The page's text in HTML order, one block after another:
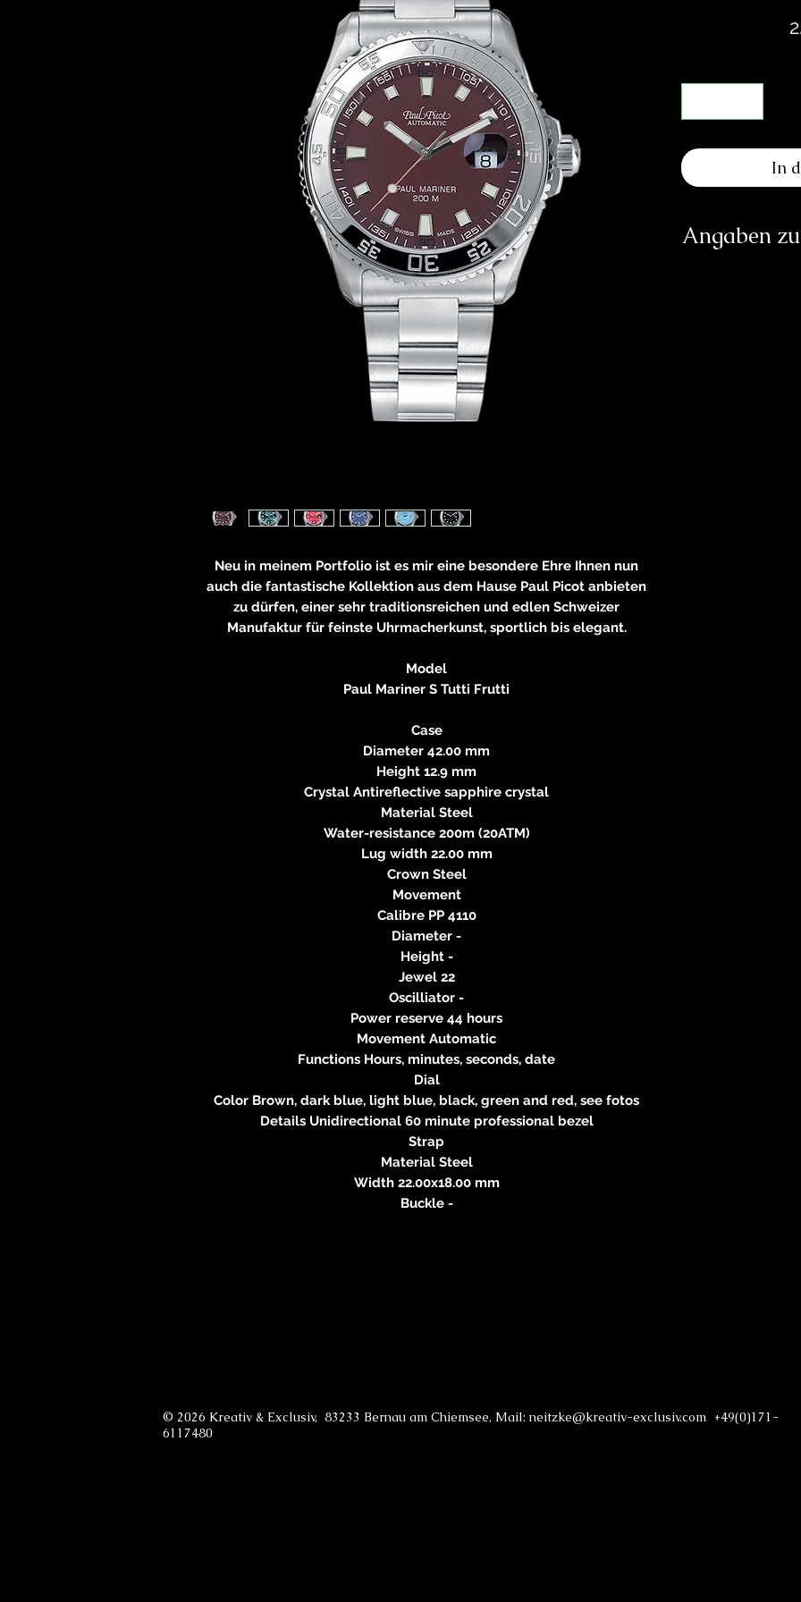
Neu in meinem Portfolio ist es mir eine besondere Ehre Ihnen nun
auch die fantastische Kollektion aus dem Hause Paul Picot anbieten
zu dürfen, einer sehr traditionsreichen und edlen Schweizer
Manufaktur für feinste Uhrmacherkunst, sportlich bis elegant.
Model
Paul Mariner S Tutti Frutti
Case
Diameter 42.00 mm
Height 12.9 mm
Crystal Antireflective sapphire crystal
Material Steel
Water-resistance 200m (20ATM)
Lug width 22.00 mm
Crown Steel
Movement
Calibre PP 4110
Diameter -
Height -
Jewel 22
Oscilliator -
Power reserve 44 hours
Movement Automatic
Functions Hours, minutes, seconds, date
Dial
Color Brown, dark blue, light blue, black, green and red, see fotos
Details Unidirectional 60 minute professional bezel
Strap
Material Steel
Width 22.00x18.00 mm
Buckle -
In
Angaben
SOCIÉTÉ
© 2026 Kreativ & Exclusiv, 83233 Bernau am Chiemsee, Mail: neitzke@kreativ-exclusiv.com +49(0)171-
6117480